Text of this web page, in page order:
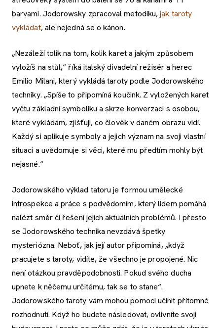
barvami. Jodorowsky zpracoval metodiku,jak taroty
vykládat, ale nejedná se o kánon.
„Nezáleží tolik na tom, kolik karet a jakým způsobem
vyložíš na stůl,“ říká italský divadelní režisér a herec
Emilio Milani, který vykládá taroty podle Jodorowského
techniky. „Spíše to připomíná koučink. Z vyložených karet
vyčtu základní symboliku a skrze konverzaci s osobou,
které vykládám, zjišťuji, co člověk v daném obrazu vidí.
Každý si aplikuje symboly a jejich význam na svoji vlastní
situaci a uvědomuje si věci, které mu předtím mohly být
nejasné.“
Jodorowského výklad tatoru je formou umělecké
introspekce a práce s podvědomím, který lidem pomáhá
nalézt směr či řešení jejich aktuálních problémů. I přesto
se Jodorowského technika nevzdává špetky
mysteriózna. Neboť, jak její autor připomíná, „když
pracujete s taroty, vidíte, že všechno je propojené. Nic
není otázkou pravděpodobnosti. Pokud svého ducha
upnete k něčemu určitému, tak se to stane“.
Jodorowského taroty vám mohou pomoci učinit přítomné
rozhodnutí. Když ho budete následovat, ovlivníte svoji